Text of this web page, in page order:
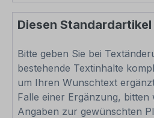
Diesen
Bitte geben Sie bei
bestehende Textinhalte
um Ihren Wunschtext
Falle einer Ergänzung, bitten
Angaben zur gewünschten